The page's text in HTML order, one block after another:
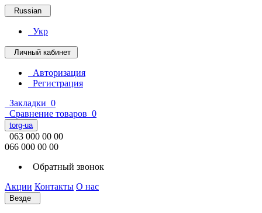
Russian
Укр
Личный кабинет
Авторизация
Регистрация
Закладки 0
Сравнение товаров 0
torg-ua
063 000 00 00
066 000 00 00
Обратный звонок
Акции Контакты О нас
Везде